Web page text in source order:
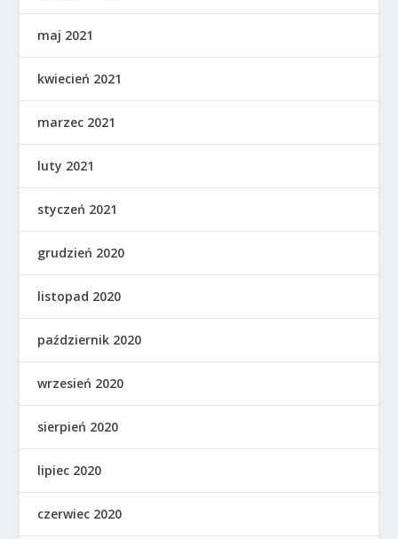
maj 2021
kwiecień 2021
marzec 2021
luty 2021
styczeń 2021
grudzień 2020
listopad 2020
październik 2020
wrzesień 2020
sierpień 2020
lipiec 2020
czerwiec 2020